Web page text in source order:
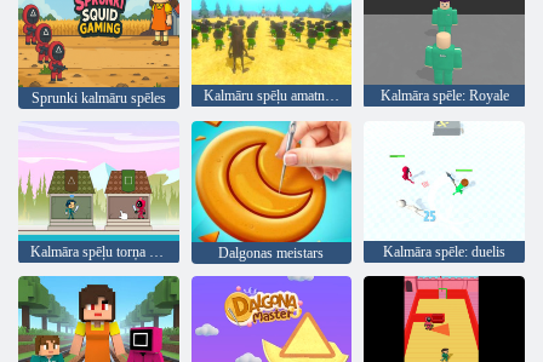
Sprunki kalmāru spēles Kalmāru spēļu amatniecība Sahur Kalmāra spēle: Royale
Kalmāra spēļu torņa aizsardzība Dalgonas meistars Kalmāra spēle: duelis